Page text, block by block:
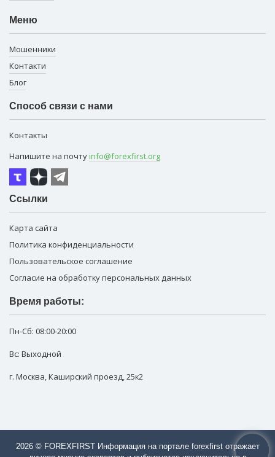
Меню
Мошенники
Контакти
Блог
Способ связи с нами
Контакты
Напишите на почту info@forexfirst.org
Ссылки
Карта сайта
Политика конфиденциальности
Пользовательское соглашение
Согласие на обработку персональных данных
Время работы:
Пн-Сб: 08:00-20:00
Вс: Выходной
г. Москва Каширский проезд, 25к2
2026 © FOREXFIRST Информация на портале forexfirst отражает